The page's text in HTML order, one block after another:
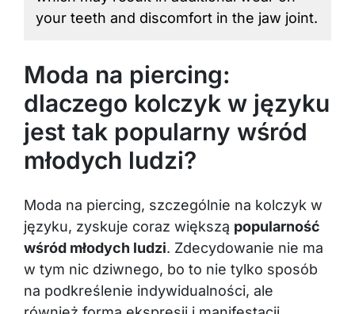
your teeth and discomfort in the jaw joint.
Moda na piercing:
dlaczego kolczyk w języku
jest tak popularny wśród
młodych ludzi?
Moda na piercing, szczególnie na kolczyk w
języku, zyskuje coraz większą
popularność
wśród młodych ludzi . Zdecydowanie nie ma
w tym nic dziwnego, bo to nie tylko sposób
na podkreślenie indywidualności, ale
również forma ekspresji i manifestacji